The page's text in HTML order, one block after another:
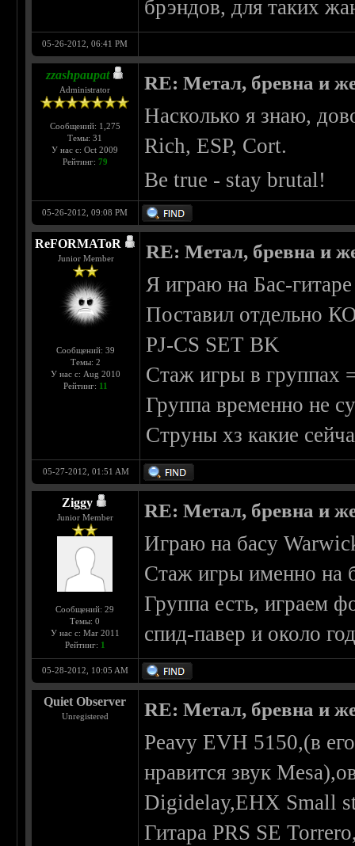
брэндов, для таких
05-26-2012, 06:41 PM
zzashpaupat
Administrator
Сообщений: 1,275
Темы: 31
У нас с: Oct 2009
Рейтинг: 79
RE: Метал, бревна и
Насколько я знаю,
Rich, ESP, Cort.
Be true - stay brutal!
05-26-2012, 09:08 PM
ReFORMAToR
Junior Member
Сообщений: 39
Темы: 2
У нас с: Aug 2010
Рейтинг: 11
RE: Метал, бревна и
Я играю на Бас-
Поставил
PJ-CS SET BK
Стаж игры в группах
Группа временно не
Струны хз какие
05-27-2012, 01:51 AM
Ziggy
Junior Member
Сообщений: 29
Темы: 0
У нас с: Mar 2011
Рейтинг: 1
RE: Метал, бревна и
Играю на басу
Стаж игры именно на
Группа есть, играем
спид-павер и около
05-28-2012, 10:05 AM
Quiet Observer
Unregistered RE: Метал, бревна и
Peavy EVH 5150,(в
нравится звук
Digidelay,EHX Small
Гитара PRS SE